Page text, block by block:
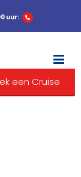
uur:
een Cruise